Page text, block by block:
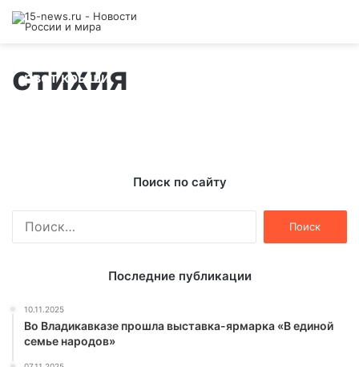
стихия
рвет крыши
Поиск по сайту
Последние публикации
10.11.2025
Во Владикавказе прошла выставка-ярмарка «В единой
семье народов»